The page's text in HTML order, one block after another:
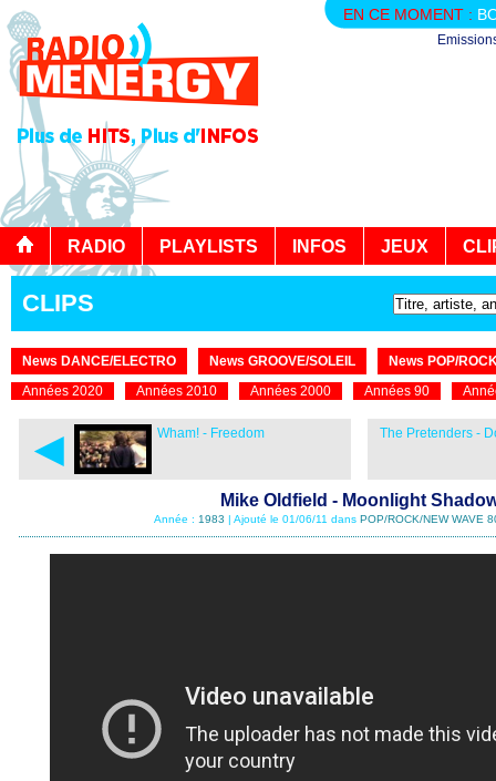
EN CE MOMENT :
RADIO PLAYLISTS INFOS JEUX
CLIPS
News DANCE/ELECTRO News GROOVE/SOLEIL
News POP/
Années 2020
Années 2010 Années 2000 Années 90
◄ Wham! - Freedom The Pretenders -
Mike Oldfield - Moonlight
Année : 1983 | Ajouté le 01/06/11 dans POP/ROCK/NEW WAVE